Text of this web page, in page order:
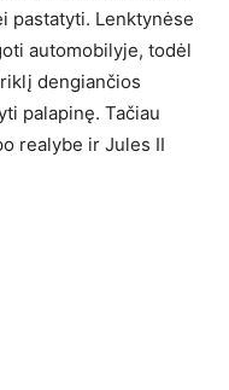
pastatyti. Lenktynėse
automobilyje, todėl
dengiančios
palapinę. Tačiau
realybe ir Jules II